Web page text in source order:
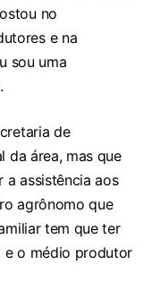
no
e na
sou uma
de
da área, mas que
a assistência aos
agrônomo que
tem que ter
e o médio produtor